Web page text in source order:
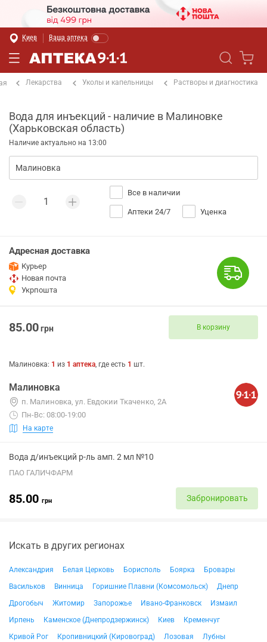
Киев Ваша аптека
Лекарства Уколы и капельницы Растворы и диагностика
Вода для инъекций - наличие в Малиновке
(Харьковская область)
Наличие актуально на 13:00
Все в наличии
Аптеки 24/7 Уценка
Адресная доставка
Курьер
Новая почта
Укрпошта
85.00грн В корзину
Малиновка: 1 из 1 аптека, где есть 1 шт.
Малиновка
п. Малиновка, ул. Евдокии Ткаченко, 2А
Пн-Вс: 08:00-19:00
На карте
Вода д/инъекций р-ль амп. 2 мл №10
ПАО ГАЛИЧФАРМ
85.00 грн Забронировать
Искать в других регионах
Александрия Белая Церковь Борисполь Боярка
Бровары
Васильков
Винница Горишние Плавни (Комсомольск)
Днепр
Дрогобыч
Житомир Запорожье Ивано-Франковск
Измаил
Ирпень
Каменское (Днепродзержинск) Киев
Кременчуг
Кривой Рог
Кропивницкий (Кировоград) Лозовая
Лубны